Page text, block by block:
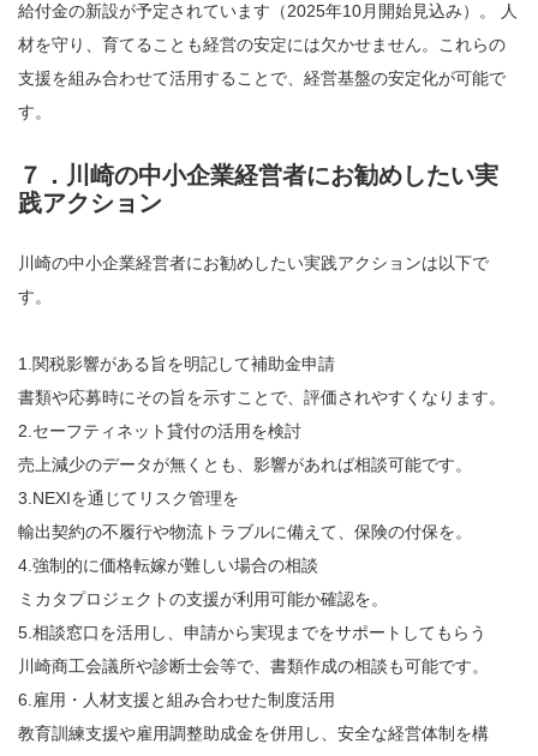
給付金の新設が予定されています（2025年10月開始見込み）。 人
材を守り、育てることも経営の安定には欠かせません。これらの
支援を組み合わせて活用することで、経営基盤の安定化が可能で
す。
７．川崎の中小企業経営者にお勧めしたい実
践アクション
川崎の中小企業経営者にお勧めしたい実践アクションは以下で
す。
1.関税影響がある旨を明記して補助金申請
書類や応募時にその旨を示すことで、評価されやすくなります。
2.セーフティネット貸付の活用を検討
売上減少のデータが無くとも、影響があれば相談可能です。
3.NEXIを通じてリスク管理を
輸出契約の不履行や物流トラブルに備えて、保険の付保を。
4.強制的に価格転嫁が難しい場合の相談
ミカタプロジェクトの支援が利用可能か確認を。
5.相談窓口を活用し、申請から実現までをサポートしてもらう
川崎商工会議所や診断士会等で、書類作成の相談も可能です。
6.雇用・人材支援と組み合わせた制度活用
教育訓練支援や雇用調整助成金を併用し、安全な経営体制を構